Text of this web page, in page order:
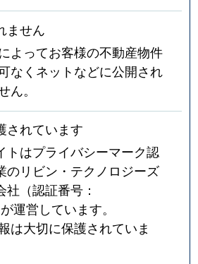
ません
よってお客様の不動産物件
なくネットなどに公開され
ん。
されています
トはプライバシーマーク認
のリビン・テクノロジーズ
社（認証番号：
運営しています。
は大切に保護されていま